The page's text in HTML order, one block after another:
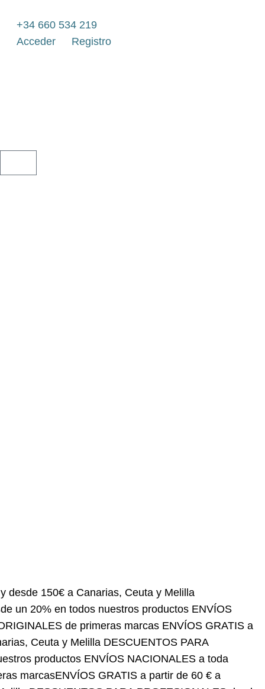
contenido
+34 660 534 219
Acceder
Registro
a Canarias, Ceuta y Melilla DESCUENTOS PARA
ENVÍOS NACIONALES a toda España
GRATIS a partir de 60 € a península y desde 150€
desde un 20% en todos nuestros
ORIGINALES de primeras marcasENVÍOS
Ceuta y MelillaDESCUENTOS PARA